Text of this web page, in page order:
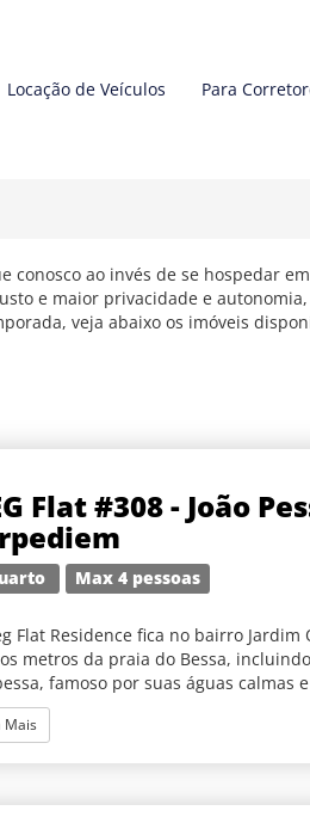
Locação de Veículos Para
ao invés de se hospedar
e maior privacidade e
veja abaixo os imóveis
Flat #308 - João
Max 4 pessoas
Flat Residence fica no bairro Jardim
metros da praia do Bessa,
famoso por suas águas calmas
Mais